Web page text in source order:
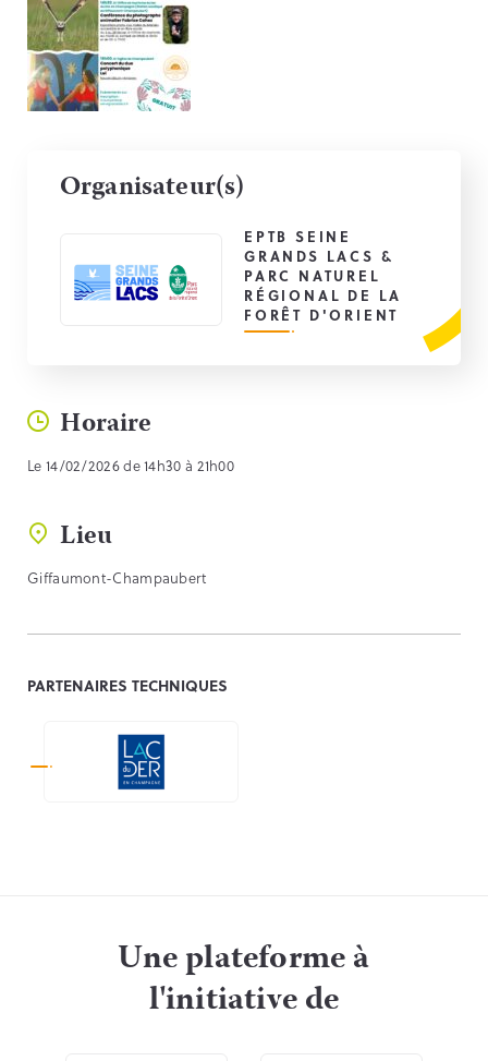
Organisateur(s)
EPTB SEINE
GRANDS LACS &
PARC NATUREL
RÉGIONAL DE LA
FORÊT D'ORIENT
Horaire
Le 14/02/2026 de 14h30 à 21h00
Lieu
Giffaumont-Champaubert
PARTENAIRES TECHNIQUES
Une plateforme à
l'initiative de